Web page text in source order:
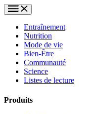
Entraînement
Nutrition
Mode de vie
Bien-Être
Communauté
Science
Listes de lecture
Produits